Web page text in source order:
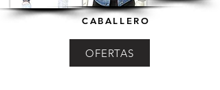
CABALLERO
OFERTAS